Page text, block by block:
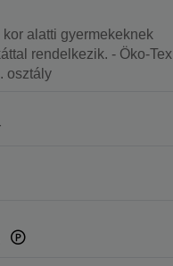
kor alatti gyermekeknek
rendelkezik. - Öko-Tex
osztály